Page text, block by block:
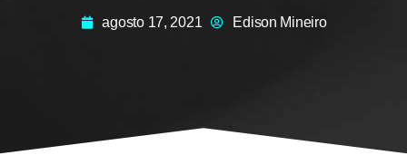
agosto 17, 2021 Edison Mineiro